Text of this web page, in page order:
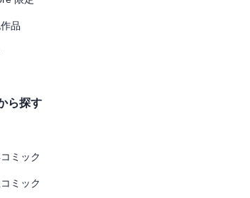
品
ら探す
ミック
ミック